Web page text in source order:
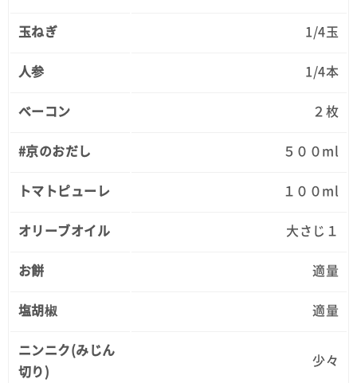
玉ねぎ 1/4玉
人参 1/4本
ベーコン ２枚
#京のおだし ５００ml
トマトピューレ １００ml
オリーブオイル 大さじ１
お餅 適量
塩胡椒 適量
ニンニク(みじん
切り)
少々